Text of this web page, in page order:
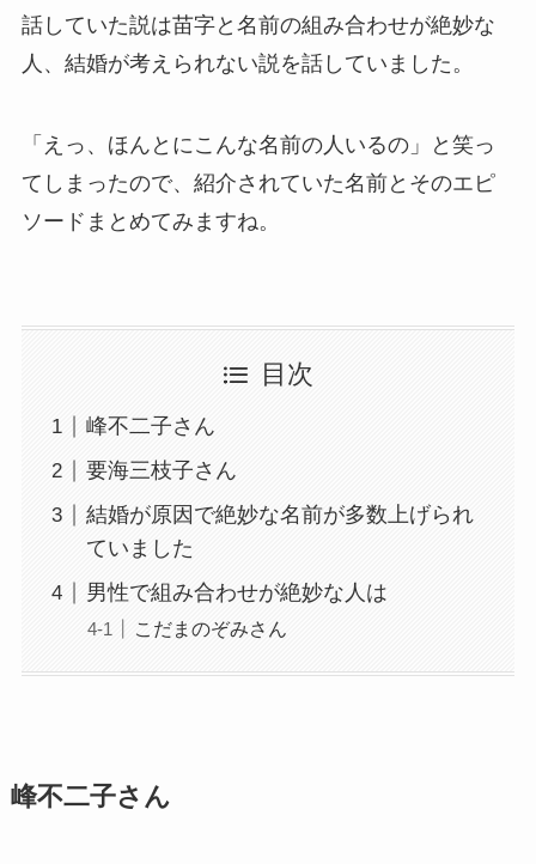
話していた説は苗字と名前の組み合わせが絶妙な
人、結婚が考えられない説を話していました。
「えっ、ほんとにこんな名前の人いるの」と笑っ
てしまったので、紹介されていた名前とそのエピ
ソードまとめてみますね。
目次
峰不二子さん
要海三枝子さん
結婚が原因で絶妙な名前が多数上げられ
ていました
男性で組み合わせが絶妙な人は
こだまのぞみさん
峰不二子さん